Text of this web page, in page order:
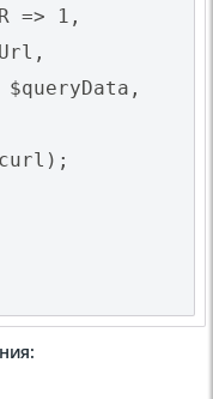
=> 1,
$queryData,